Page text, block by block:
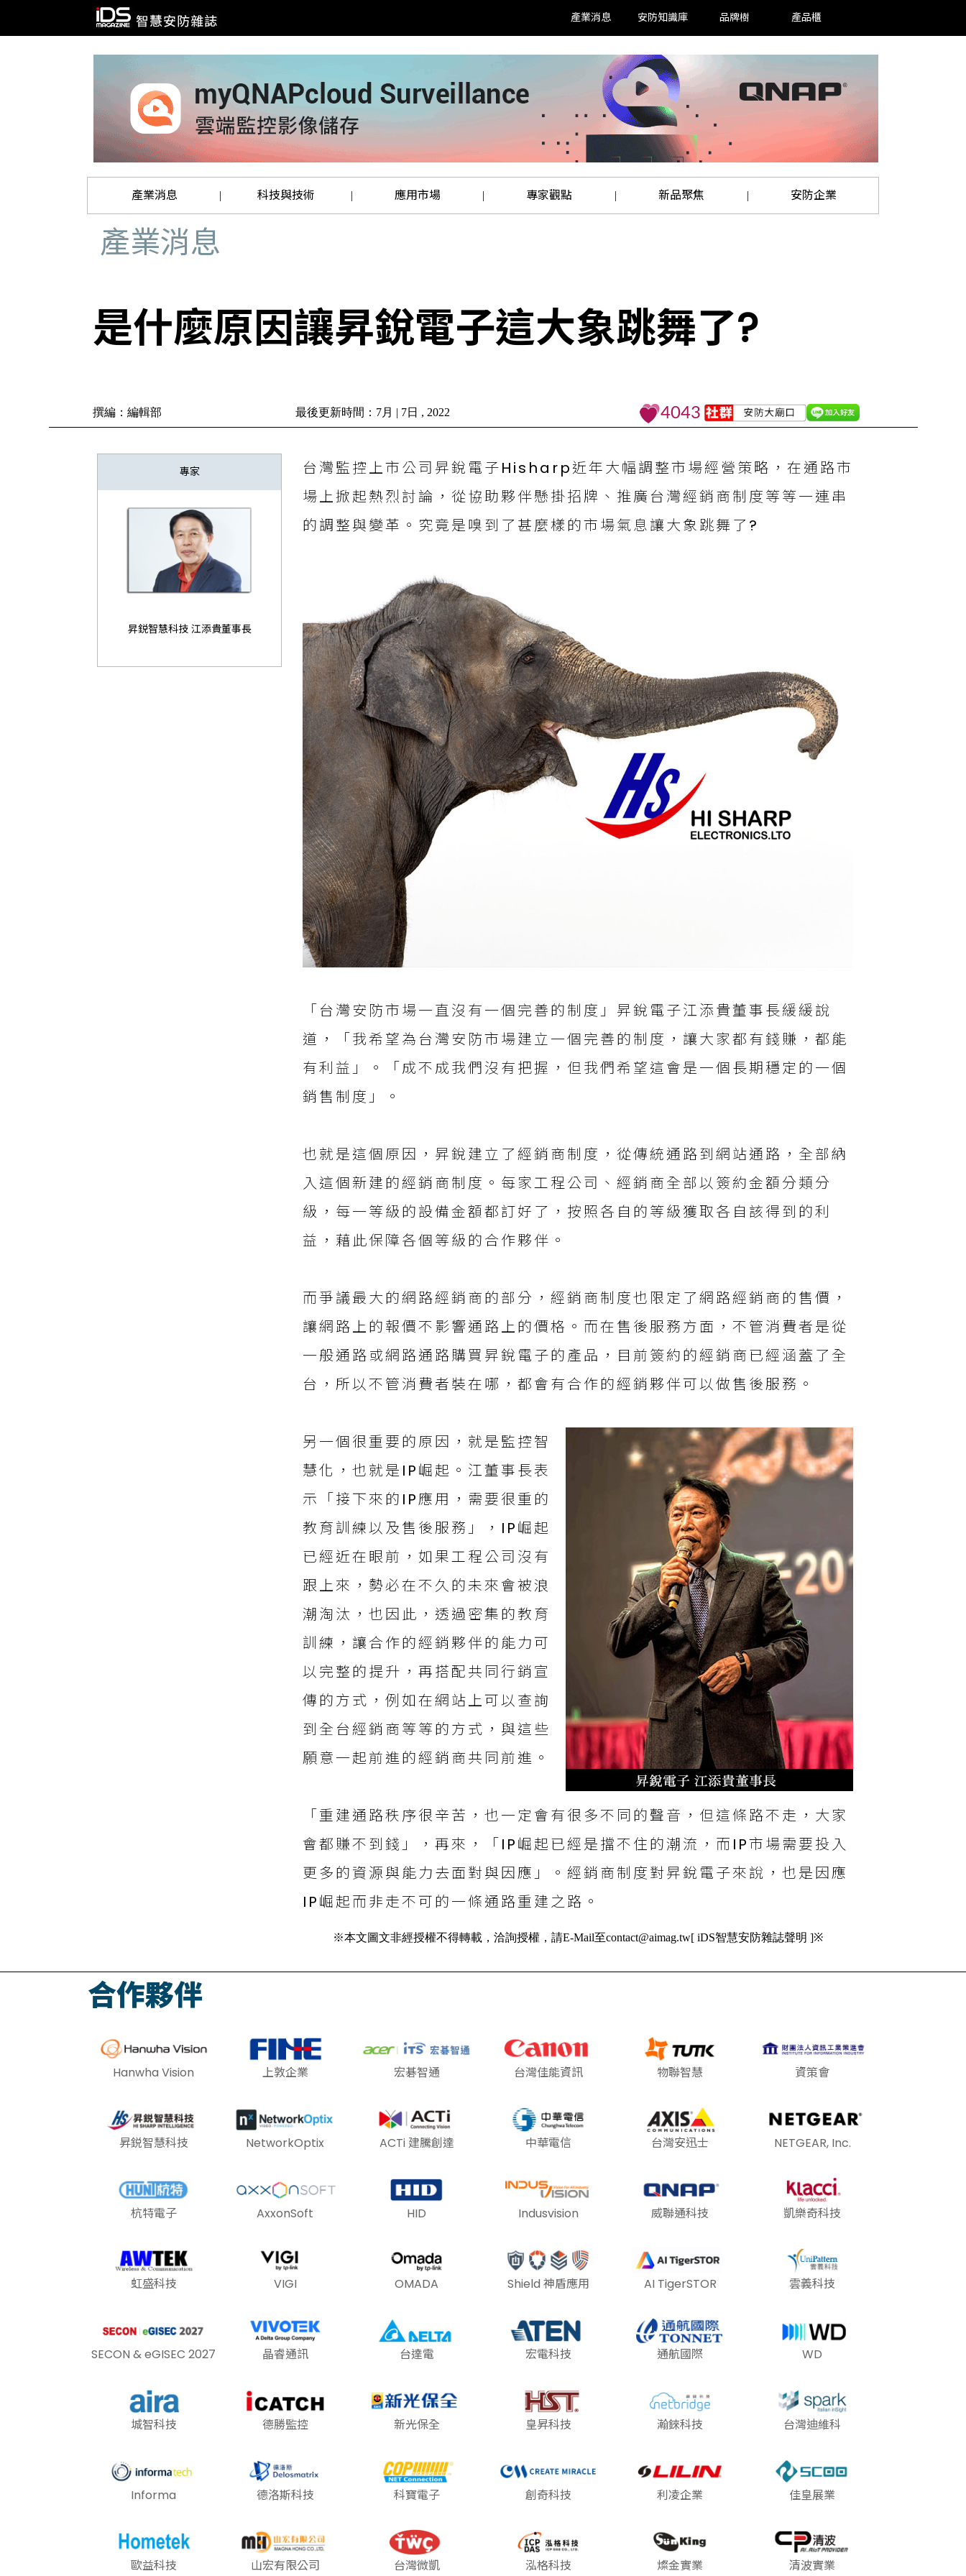
產業消息 安防知識庫 品牌樹 產品櫃
產業消息 | 科技與技術 | 應用市場 | 專家觀點 | 新品聚焦 | 安防企業
產業消息
是什麼原因讓昇銳電子這大象跳舞了?
撰編：編輯部 最後更新時間：7月 | 7日 , 2022 4043
專家
昇鋭智慧科技 江添貴董事長
台灣監控上市公司昇銳電子Hisharp近年大幅調整市場經營策略，在通路市
場上掀起熱烈討論，從協助夥伴懸掛招牌、推廣台灣經銷商制度等等一連串
的調整與變革。究竟是嗅到了甚麼樣的市場氣息讓大象跳舞了?
「台灣安防市場一直沒有一個完善的制度」昇銳電子江添貴董事長緩緩說
道，「我希望為台灣安防市場建立一個完善的制度，讓大家都有錢賺，都能
有利益」。「成不成我們沒有把握，但我們希望這會是一個長期穩定的一個
銷售制度」。
也就是這個原因，昇銳建立了經銷商制度，從傳統通路到網站通路，全部納
入這個新建的經銷商制度。每家工程公司、經銷商全部以簽約金額分類分
級，每一等級的設備金額都訂好了，按照各自的等級獲取各自該得到的利
益，藉此保障各個等級的合作夥伴。
而爭議最大的網路經銷商的部分，經銷商制度也限定了網路經銷商的售價，
讓網路上的報價不影響通路上的價格。而在售後服務方面，不管消費者是從
一般通路或網路通路購買昇銳電子的產品，目前簽約的經銷商已經涵蓋了全
台，所以不管消費者裝在哪，都會有合作的經銷夥伴可以做售後服務。
另一個很重要的原因，就是監控智
慧化，也就是IP崛起。江董事長表
示「接下來的IP應用，需要很重的
教育訓練以及售後服務」，IP崛起
已經近在眼前，如果工程公司沒有
跟上來，勢必在不久的未來會被浪
潮淘汰，也因此，透過密集的教育
訓練，讓合作的經銷夥伴的能力可
以完整的提升，再搭配共同行銷宣
傳的方式，例如在網站上可以查詢
到全台經銷商等等的方式，與這些
願意一起前進的經銷商共同前進。
「重建通路秩序很辛苦，也一定會有很多不同的聲音，但這條路不走，大家
會都賺不到錢」，再來，「IP崛起已經是擋不住的潮流，而IP市場需要投入
更多的資源與能力去面對與因應」。經銷商制度對昇銳電子來說，也是因應
IP崛起而非走不可的一條通路重建之路。
※本文圖文非經授權不得轉載，洽詢授權，請E-Mail至contact@aimag.tw[ iDS智慧安防雜誌聲明 ]※
合作夥伴
Hanwha Vision 上敦企業 宏碁智通 台灣佳能資訊 物聯智慧 資策會
昇鋭智慧科技 NetworkOptix ACTi 建騰創達 中華電信 台灣安迅士 NETGEAR, Inc.
杭特電子 AxxonSoft HID Indusvision 威聯通科技 凱樂奇科技
虹盛科技 VIGI OMADA Shield 神盾應用 AI TigerSTOR 雲義科技
SECON & eGISEC 2027 晶睿通訊 台達電 宏電科技 通航國際 WD
城智科技 德勝監控 新光保全 皇昇科技 瀚錸科技 台灣迪維科
Informa 德洛斯科技 科寶電子 創奇科技 利凌企業 佳皇展業
歐益科技 山宏有限公司 台灣微凱 泓格科技 燦金實業 清波實業